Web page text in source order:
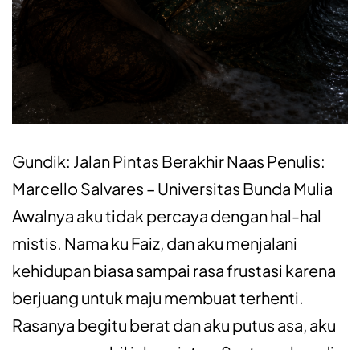
Gundik: Jalan Pintas Berakhir Naas Penulis:
Marcello Salvares – Universitas Bunda Mulia
Awalnya aku tidak percaya dengan hal-hal
mistis. Nama ku Faiz, dan aku menjalani
kehidupan biasa sampai rasa frustasi karena
berjuang untuk maju membuat terhenti.
Rasanya begitu berat dan aku putus asa, aku